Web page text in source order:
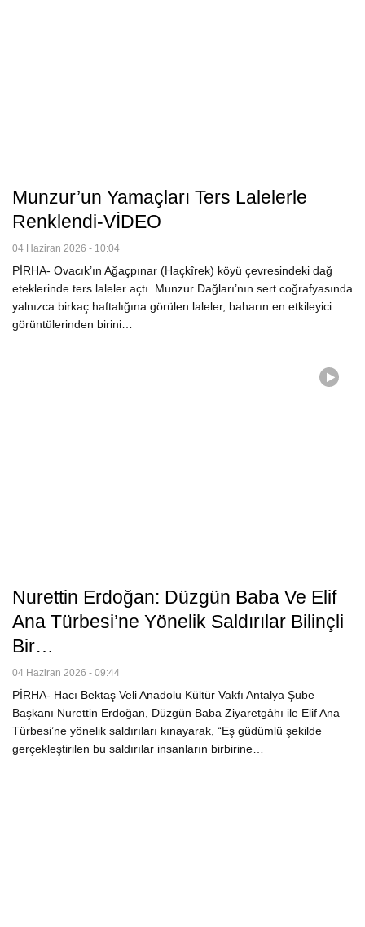
Munzur’un Yamaçları Ters Lalelerle
Renklendi-VİDEO
04 Haziran 2026 - 10:04
PİRHA- Ovacık’ın Ağaçpınar (Haçkîrek) köyü çevresindeki dağ
eteklerinde ters laleler açtı. Munzur Dağları’nın sert coğrafyasında
yalnızca birkaç haftalığına görülen laleler, baharın en etkileyici
görüntülerinden birini…
Nurettin Erdoğan: Düzgün Baba Ve Elif
Ana Türbesi’ne Yönelik Saldırılar Bilinçli
Bir…
04 Haziran 2026 - 09:44
PİRHA- Hacı Bektaş Veli Anadolu Kültür Vakfı Antalya Şube
Başkanı Nurettin Erdoğan, Düzgün Baba Ziyaretgâhı ile Elif Ana
Türbesi’ne yönelik saldırıları kınayarak, “Eş güdümlü şekilde
gerçekleştirilen bu saldırılar insanların birbirine…